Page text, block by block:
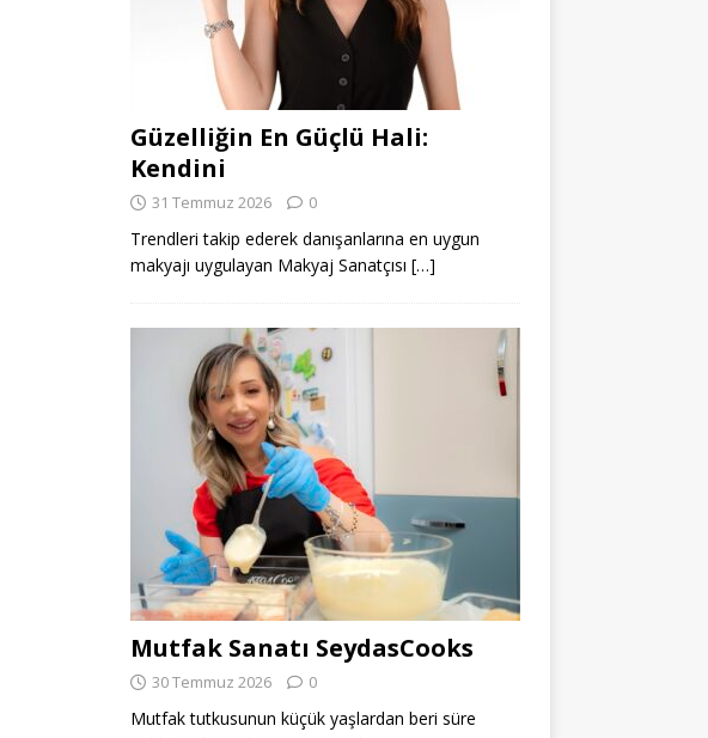
Güzelliğin En Güçlü Hali:
Kendini
31 Temmuz 2026 0
Trendleri takip ederek danışanlarına en uygun
makyajı uygulayan Makyaj Sanatçısı […]
Mutfak Sanatı SeydasCooks
30 Temmuz 2026 0
Mutfak tutkusunun küçük yaşlardan beri süre